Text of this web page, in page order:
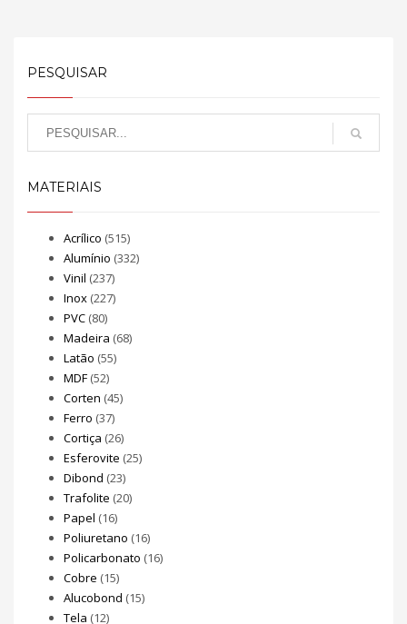
PESQUISAR
MATERIAIS
Acrílico (515)
Alumínio (332)
Vinil (237)
Inox (227)
PVC (80)
Madeira (68)
Latão (55)
MDF (52)
Corten (45)
Ferro (37)
Cortiça (26)
Esferovite (25)
Dibond (23)
Trafolite (20)
Papel (16)
Poliuretano (16)
Policarbonato (16)
Cobre (15)
Alucobond (15)
Tela (12)